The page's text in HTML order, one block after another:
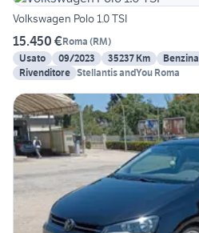
Volkswagen Polo 1.0 TSI
15.450 €Roma (RM)
Usato
09/2023 35237 Km Benzina
Rivenditore Stellantis andYou Roma